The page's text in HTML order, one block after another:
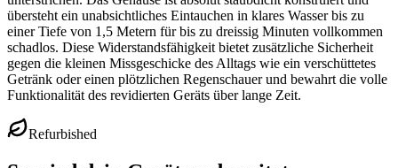
übersteht ein unabsichtliches Eintauchen in klares Wasser bis zu
einer Tiefe von 1,5 Metern für bis zu dreissig Minuten vollkommen
schadlos. Diese Widerstandsfähigkeit bietet zusätzliche Sicherheit
gegen die kleinen Missgeschicke des Alltags wie ein verschüttetes
Getränk oder einen plötzlichen Regenschauer und bewahrt die volle
Funktionalität des revidierten Geräts über lange Zeit.
Refurbished